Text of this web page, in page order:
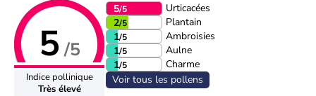
5 /5
Indice pollinique
Très élevé
5/5
Urticacées
2/5
Plantain
1/5
Ambroisies
1/5
Aulne
1/5
Charme
Voir tous les pollens